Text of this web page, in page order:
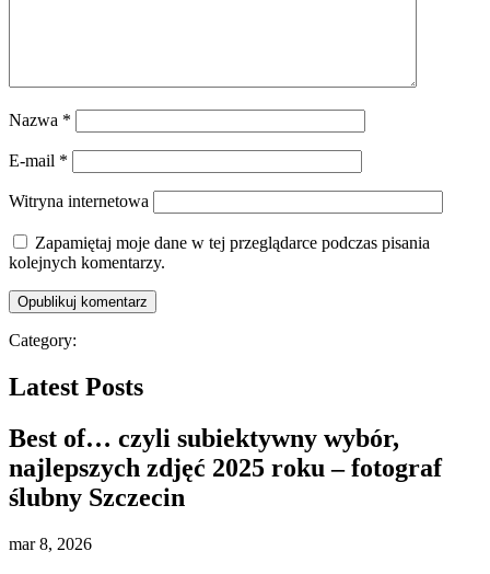
Nazwa *
E-mail *
Witryna internetowa
Zapamiętaj moje dane w tej przeglądarce podczas pisania
kolejnych komentarzy.
Category:
Latest Posts
Best of… czyli subiektywny wybór,
najlepszych zdjęć 2025 roku – fotograf
ślubny Szczecin
mar8, 2026